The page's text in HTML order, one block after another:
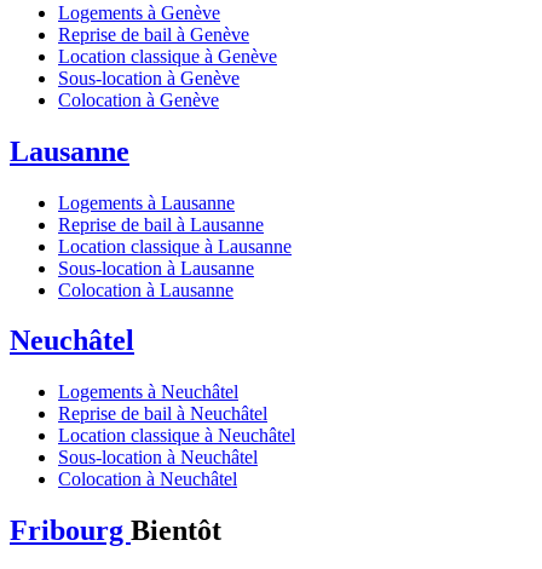
Logements à Genève
Reprise de bail à Genève
Location classique à Genève
Sous-location à Genève
Colocation à Genève
Lausanne
Logements à Lausanne
Reprise de bail à Lausanne
Location classique à Lausanne
Sous-location à Lausanne
Colocation à Lausanne
Neuchâtel
Logements à Neuchâtel
Reprise de bail à Neuchâtel
Location classique à Neuchâtel
Sous-location à Neuchâtel
Colocation à Neuchâtel
Fribourg Bientôt